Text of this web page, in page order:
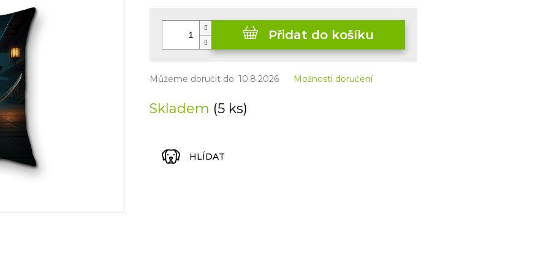
Skladem (5 ks)
Můžeme doručit do: 10.8.2026 Možnosti doručení
Přidat do košíku
HLÍDAT